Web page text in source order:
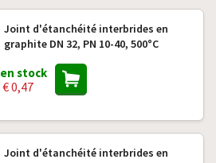
Joint d'étanchéité interbrides en
graphite DN 32, PN 10-40, 500°C
en stock
€ 0,47
Joint d'étanchéité interbrides en